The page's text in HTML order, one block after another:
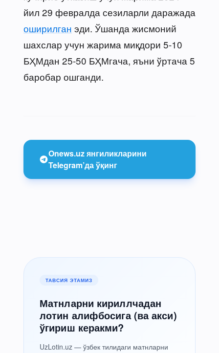
йил 29 февралда сезиларли даражада
оширилган эди. Ўшанда жисмоний
шахслар учун жарима миқдори 5-10
БҲМдан 25-50 БҲМгача, яъни ўртача 5
баробар ошганди.
Onews.uz янгиликларини
Telegram’да ўқинг
ТАВСИЯ ЭТАМИЗ
Матнларни кириллчадан
лотин алифбосига (ва акси)
ўгириш керакми?
UzLotin.uz — ўзбек тилидаги матнларни